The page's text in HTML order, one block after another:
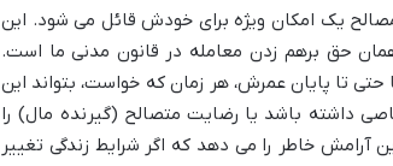
یک امکان ویژه برای خودش قائل می شود. این
حق برهم زدن معامله در قانون مدنی ما است.
تا پایان عمرش، هر زمان که خواست، بتواند این
داشته باشد یا رضایت متصالح (گیرنده مال) را
آرامش خاطر را می دهد که اگر شرایط زندگی تغییر